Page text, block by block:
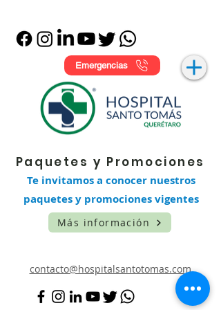
Emergencias
Paquetes y Promociones
Te invitamos a conocer nuestros
paquetes y promociones vigentes
Más información
contacto@hospitalsantotomas.com